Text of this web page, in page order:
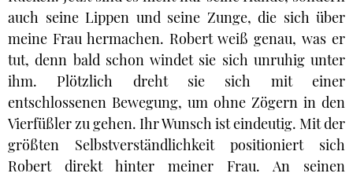
auch seine Lippen und seine Zunge, die sich über
meine Frau hermachen. Robert weiß genau, was er
tut, denn bald schon windet sie sich unruhig unter
ihm. Plötzlich dreht sie sich mit einer
entschlossenen Bewegung, um ohne Zögern in den
Vierfüßler zu gehen. Ihr Wunsch ist eindeutig. Mit der
größten Selbstverständlichkeit positioniert sich
Robert direkt hinter meiner Frau. An seinen